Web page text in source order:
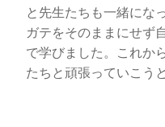
と先生たちも一緒にな
ガテをそのままにせず
で学びました。これか
たちと頑張っていこう